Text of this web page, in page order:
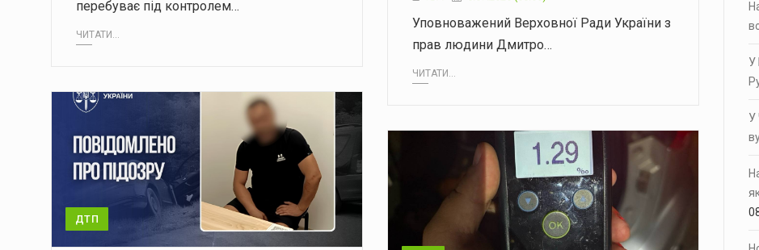
перебуває під контролем…
ЧИТАТИ...
Уповноважений Верховної Ради України з
прав людини Дмитро…
ЧИТАТИ...
ДТП
У
У